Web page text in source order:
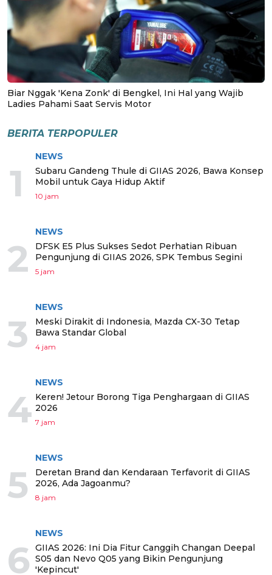
Biar Nggak 'Kena Zonk' di Bengkel, Ini Hal yang Wajib
Ladies Pahami Saat Servis Motor
BERITA TERPOPULER
1
NEWS
Subaru Gandeng Thule di GIIAS 2026, Bawa Konsep
Mobil untuk Gaya Hidup Aktif
10 jam
2
NEWS
DFSK E5 Plus Sukses Sedot Perhatian Ribuan
Pengunjung di GIIAS 2026, SPK Tembus Segini
5 jam
3
NEWS
Meski Dirakit di Indonesia, Mazda CX-30 Tetap
Bawa Standar Global
4 jam
4
NEWS
Keren! Jetour Borong Tiga Penghargaan di GIIAS
2026
7 jam
5
NEWS
Deretan Brand dan Kendaraan Terfavorit di GIIAS
2026, Ada Jagoanmu?
8 jam
6
NEWS
GIIAS 2026: Ini Dia Fitur Canggih Changan Deepal
S05 dan Nevo Q05 yang Bikin Pengunjung
'Kepincut'